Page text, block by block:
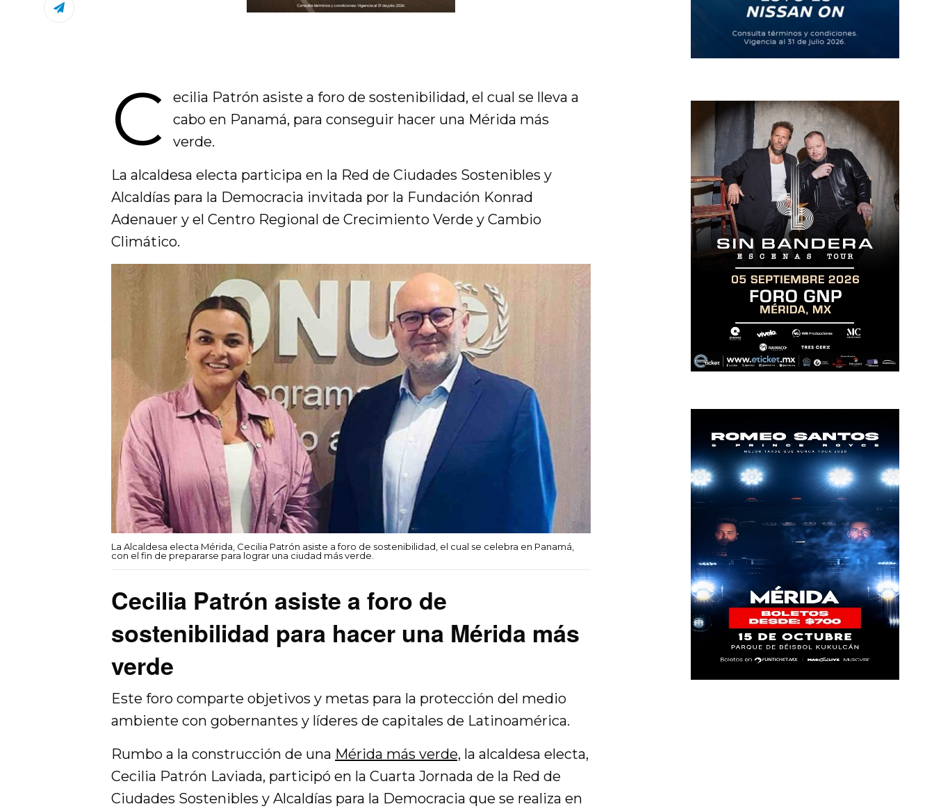
C
ecilia Patrón asiste a foro de sostenibilidad, el cual se lleva a
cabo en Panamá, para conseguir hacer una Mérida más
verde.
La alcaldesa electa participa en la Red de Ciudades Sostenibles y
Alcaldías para la Democracia invitada por la Fundación Konrad
Adenauer y el Centro Regional de Crecimiento Verde y Cambio
Climático.
La Alcaldesa electa Mérida, Cecilia Patrón asiste a foro de sostenibilidad, el cual se celebra en Panamá,
con el fin de prepararse para lograr una ciudad más verde.
Cecilia Patrón asiste a foro de
sostenibilidad para hacer una Mérida más
verde
Este foro comparte objetivos y metas para la protección del medio
ambiente con gobernantes y líderes de capitales de Latinoamérica.
Rumbo a la construcción de una Mérida más verde, la alcaldesa electa,
Cecilia Patrón Laviada, participó en la Cuarta Jornada de la Red de
Ciudades Sostenibles y Alcaldías para la Democracia que se realiza en